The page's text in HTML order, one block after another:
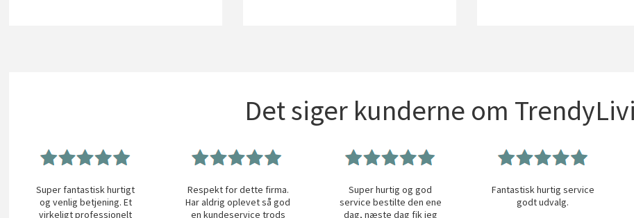
Det siger kunderne om
Super fantastisk hurtigt
og venlig betjening. Et
virkeligt professionelt
Respekt for dette firma.
Har aldrig oplevet så god
en kundeservice trods
Super hurtig og god
service bestilte den ene
dag, næste dag fik jeg
Fantastisk hurtig service
godt udvalg.